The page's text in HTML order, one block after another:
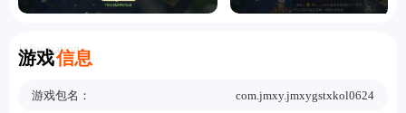
游戏信息
Information
游戏包名： com.jmxy.jmxygstxkol0624